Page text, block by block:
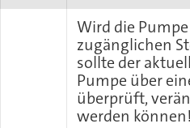
Wird die
zugänglichen
sollte der
Pumpe über
überprüft,
werden können!